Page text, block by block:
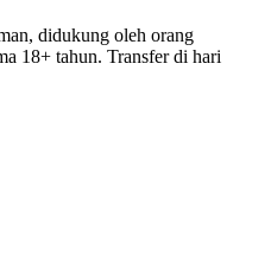
didukung oleh orang
18+ tahun. Transfer di hari